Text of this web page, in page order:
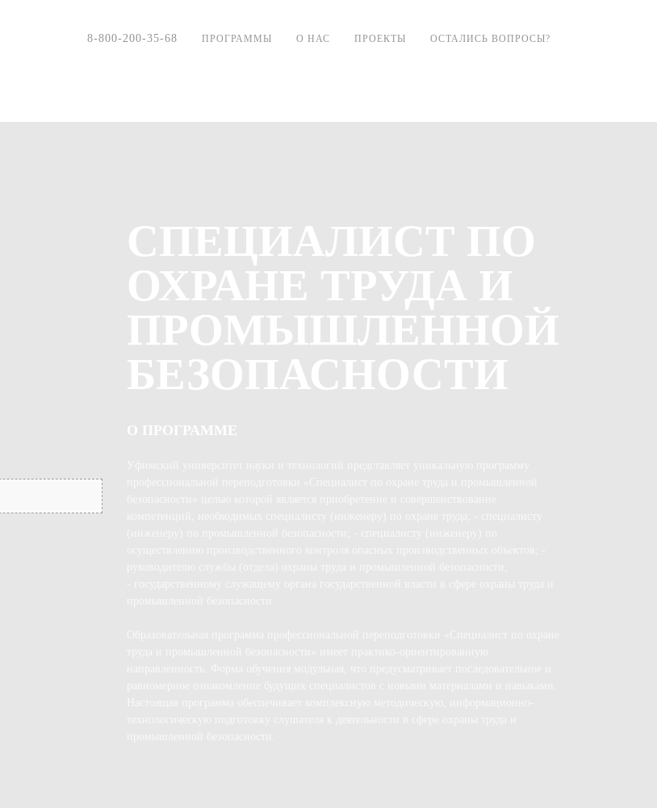
8-800-200-35-68 ПРОГРАММЫ О НАС ПРОЕКТЫ ОСТАЛИСЬ ВОПРОСЫ?
СПЕЦИАЛИСТ ПО
ОХРАНЕ ТРУДА И
ПРОМЫШЛЕННОЙ
БЕЗОПАСНОСТИ
О ПРОГРАММЕ